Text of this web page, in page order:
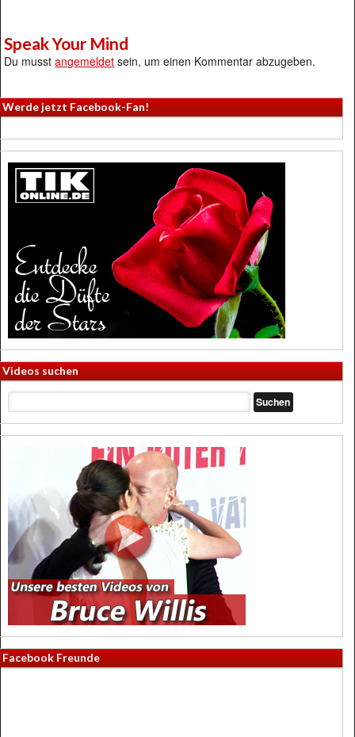
Speak Your Mind
Du musstangemeldet sein, um einen Kommentar abzugeben.
Werde jetzt Facebook-Fan!
Videos suchen
Facebook Freunde